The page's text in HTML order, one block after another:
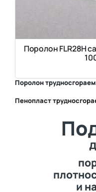
Поролон FLR28H
Поролон
Пенопласт
и